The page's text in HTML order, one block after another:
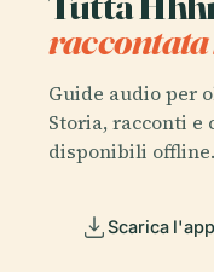
raccontata
Guide audio per
Storia, racconti e
disponibili offline.
Scarica l'app